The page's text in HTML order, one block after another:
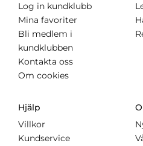
Log in kundklubb
Mina favoriter
Bli medlem i
kundklubben
Kontakta oss
Om cookies
Hjälp
Villkor
Kundservice